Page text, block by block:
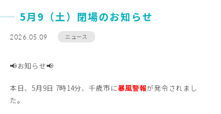
5月9（土）閉場のお知らせ
2026.05.09 ニュース
📢お知らせ📢
本日、5月9日 7時14分、千歳市に暴風警報が発令されまし
た。